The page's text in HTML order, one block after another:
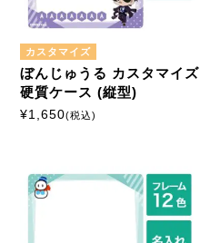
カスタマイズ
ぼんじゅうる カスタマイズ
硬質ケース (縦型)
¥1,650(税込)